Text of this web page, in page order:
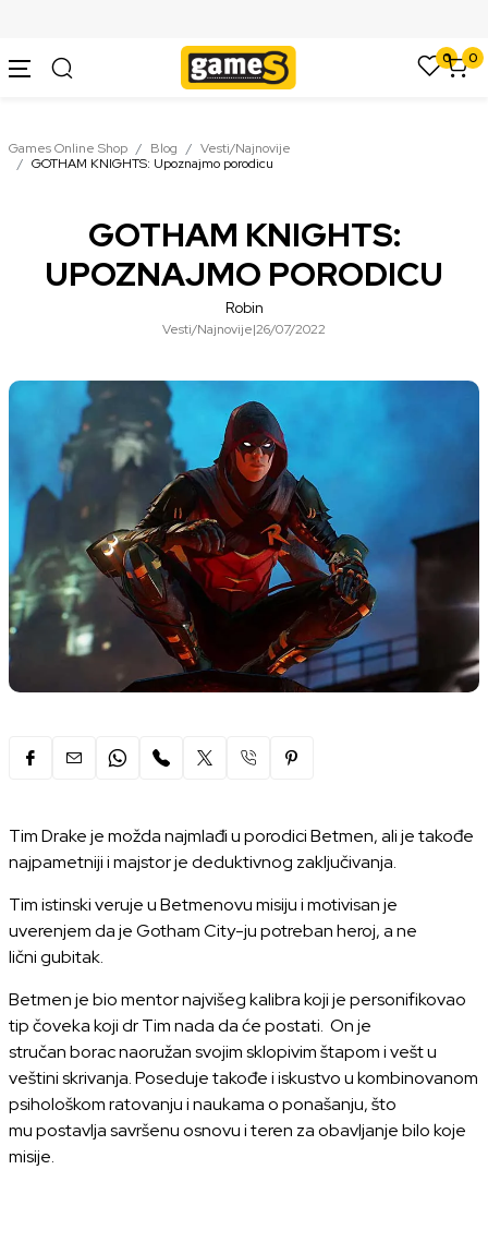
0 0
Games Online Shop Blog
Vesti/Najnovije
GOTHAM KNIGHTS: Upoznajmo porodicu
GOTHAM KNIGHTS:
UPOZNAJMO PORODICU
Robin
Vesti/Najnovije|26/07/2022
Tim Drake je možda najmlađi u porodici Betmen, ali je takođe
najpametniji i majstor je deduktivnog zaključivanja.
Tim istinski veruje u Betmenovu misiju i motivisan je
uverenjem da je Gotham City-ju potreban heroj, a ne
lični gubitak.
Betmen je bio mentor najvišeg kalibra koji je personifikovao
tip čoveka koji dr Tim nada da će postati. On je
stručan borac naoružan svojim sklopivim štapom i vešt u
veštini skrivanja. Poseduje takođe i iskustvo u kombinovanom
psihološkom ratovanju i naukama o ponašanju, što
mu postavlja savršenu osnovu i teren za obavljanje bilo koje
misije.